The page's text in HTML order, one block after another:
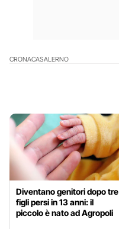
CRONACASALERNO
Diventano genitori dopo tre
figli persi in 13 anni: il
piccolo è nato ad Agropoli